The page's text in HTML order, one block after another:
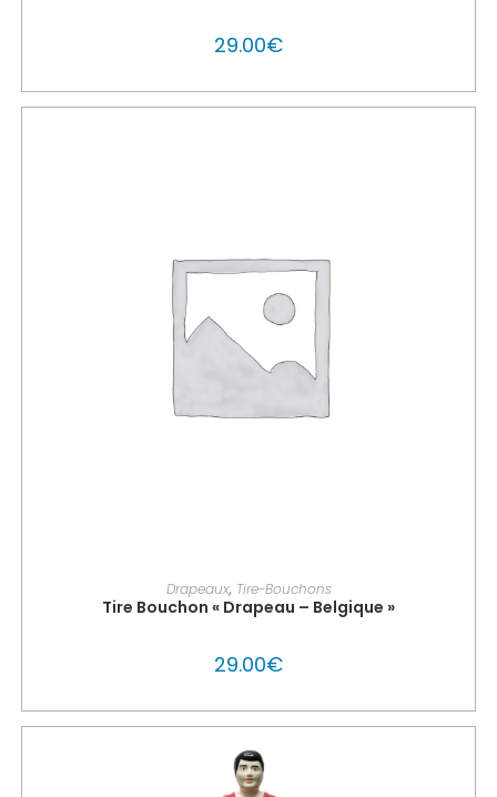
29.00€
PERSONNALISER MON GLOUTON
Drapeaux, Tire-Bouchons
Tire Bouchon « Drapeau – Belgique »
29.00€